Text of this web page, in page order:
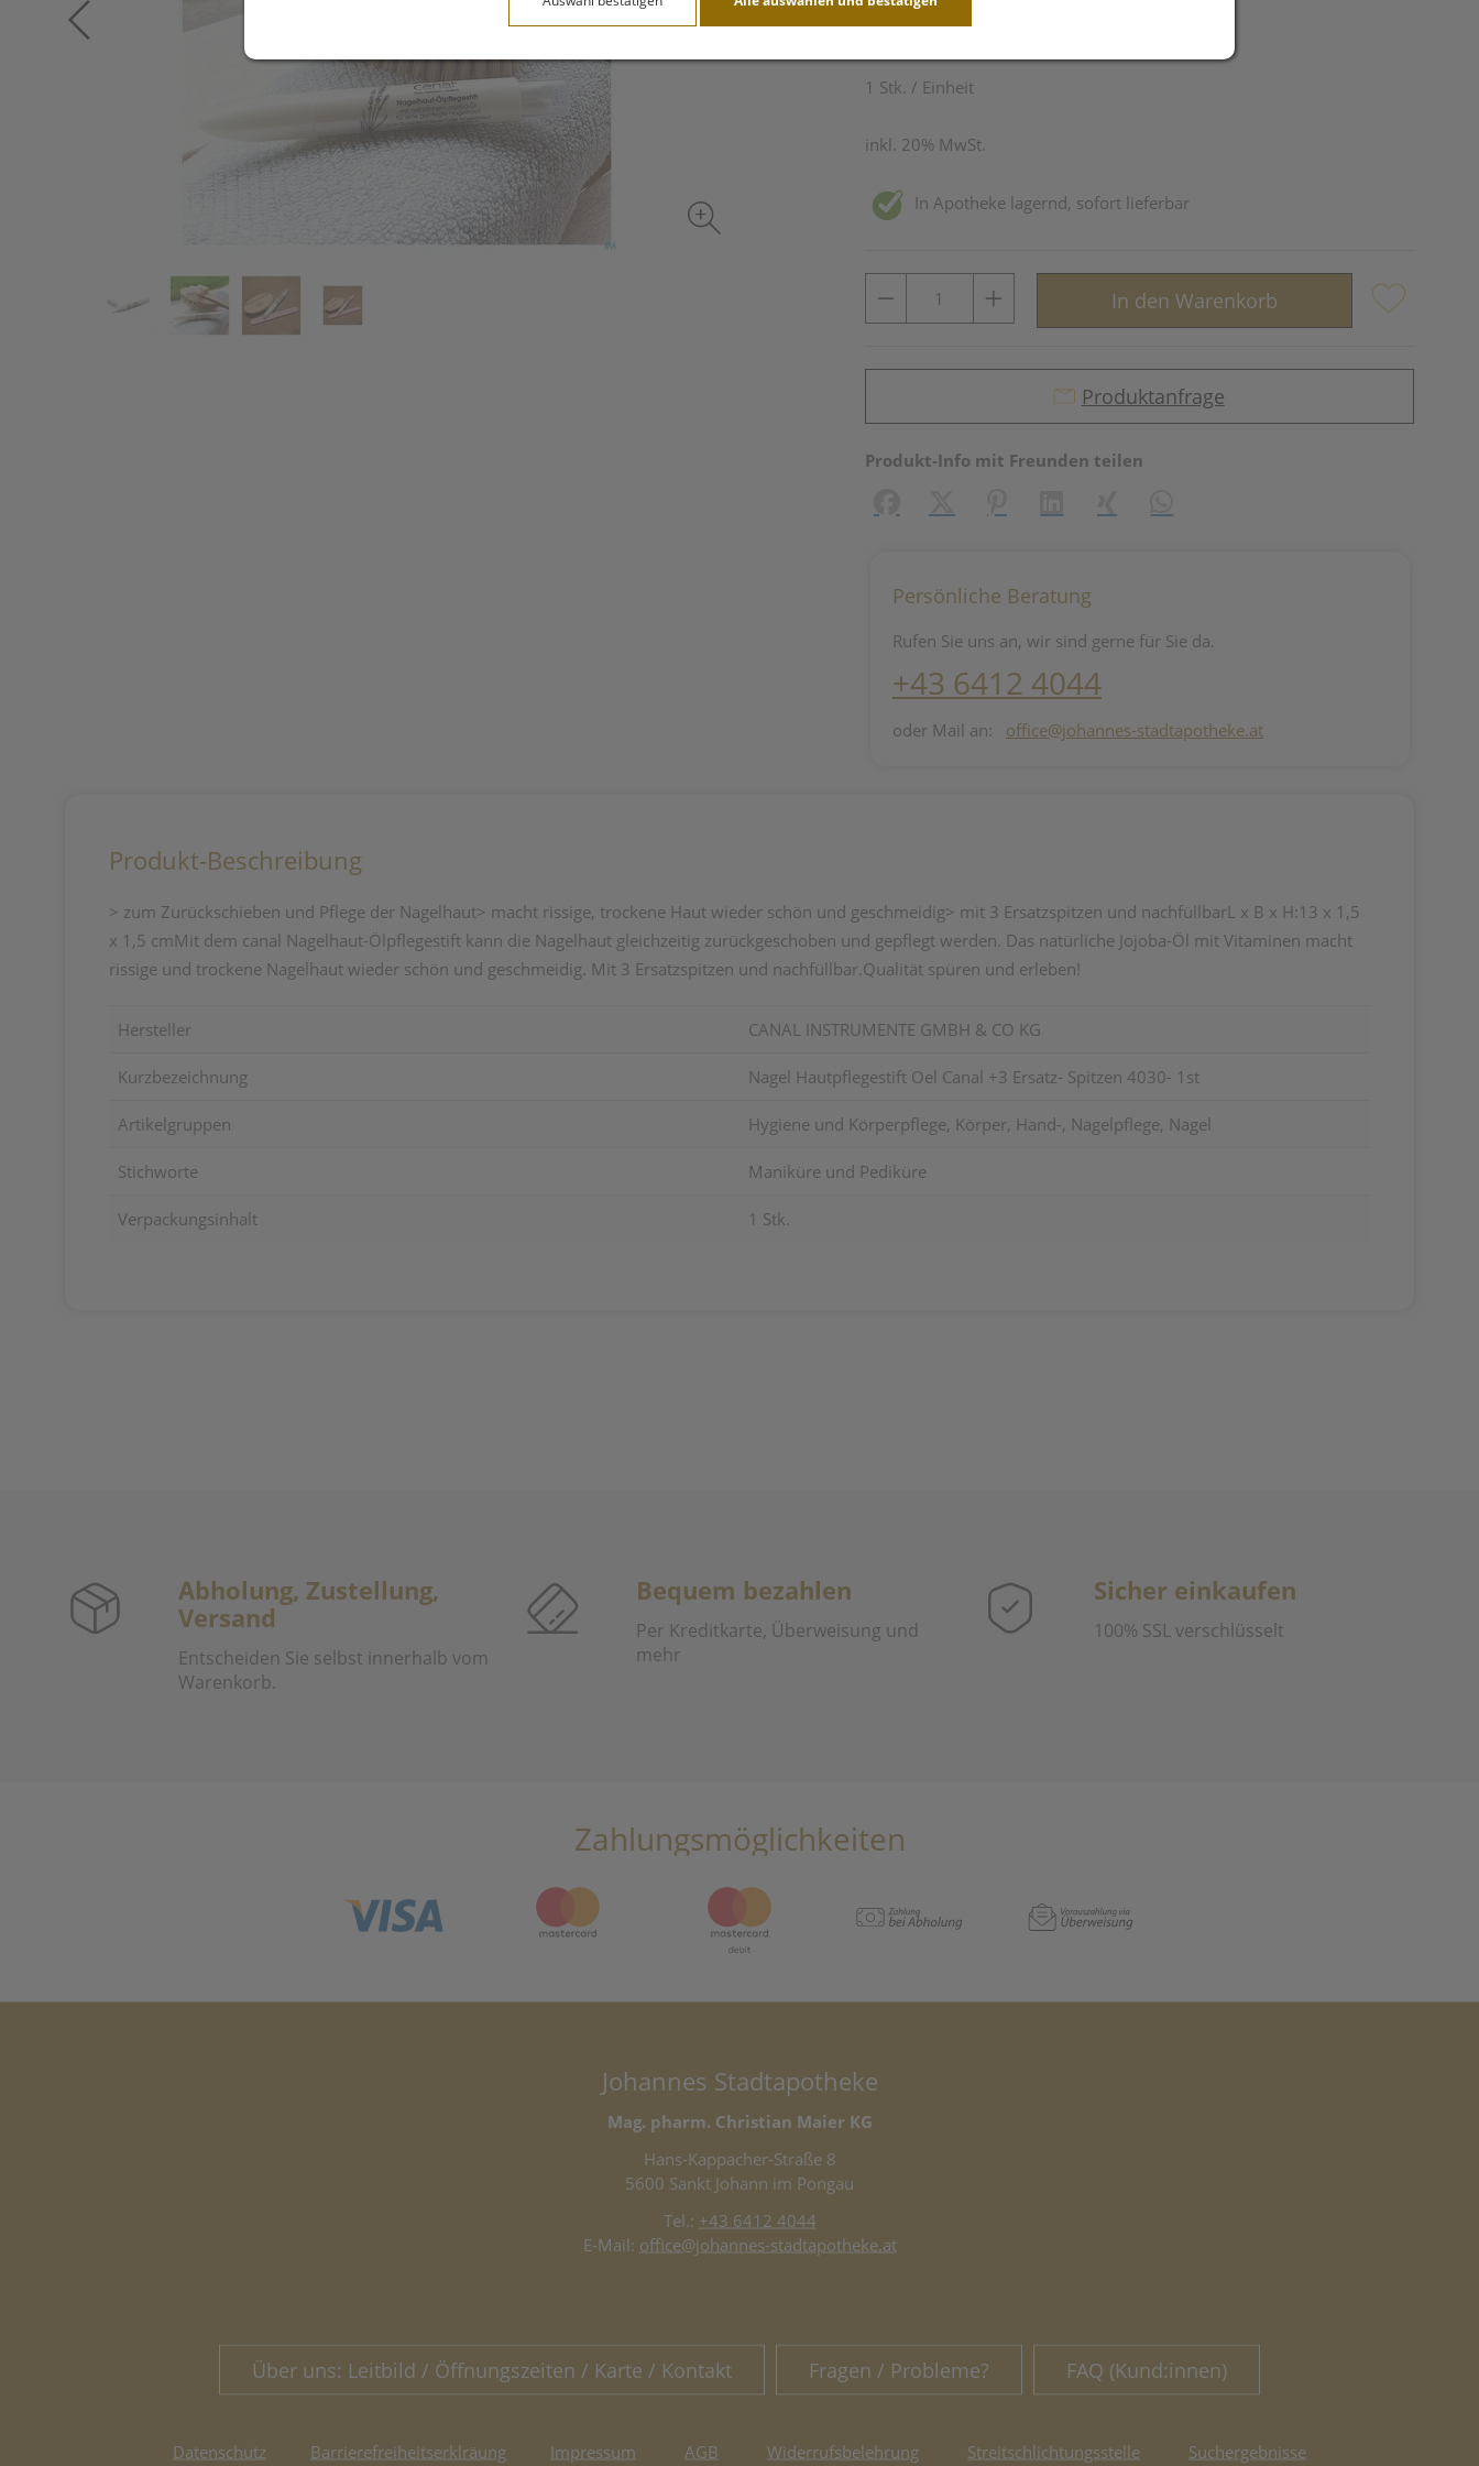
1 Stk. / Einheit
inkl. 20% MwSt.
In Apotheke lagernd, sofort lieferbar
In den Warenkorb
Produktanfrage
Produkt-Info mit Freunden teilen
Persönliche Beratung
Rufen Sie uns an, wir sind gerne für Sie da.
+43 6412 4044
oder Mail an: office@johannes-stadtapotheke.at
Produkt-Beschreibung
> zum Zurückschieben und Pflege der Nagelhaut> macht rissige, trockene Haut wieder schön und geschmeidig> mit 3 Ersatzspitzen und nachfüllbarL x B x H:13 x 1,5
x 1,5 cmMit dem canal Nagelhaut-Ölpflegestift kann die Nagelhaut gleichzeitig zurückgeschoben und gepflegt werden. Das natürliche Jojoba-Öl mit Vitaminen macht
rissige und trockene Nagelhaut wieder schön und geschmeidig. Mit 3 Ersatzspitzen und nachfüllbar.Qualität spüren und erleben!
Hersteller CANAL INSTRUMENTE GMBH & CO KG
Kurzbezeichnung Nagel Hautpflegestift Oel Canal +3 Ersatz- Spitzen 4030- 1st
Artikelgruppen Hygiene und Körperpflege, Körper, Hand-, Nagelpflege, Nagel
Stichworte Maniküre und Pediküre
Verpackungsinhalt 1 Stk.
Abholung, Zustellung,
Versand
Entscheiden Sie selbst innerhalb vom
Warenkorb.
Bequem bezahlen
Per Kreditkarte, Überweisung und
mehr
Sicher einkaufen
100% SSL verschlüsselt
Zahlungsmöglichkeiten
Johannes Stadtapotheke
Mag. pharm. Christian Maier KG
Hans-Kappacher-Straße 8
5600 Sankt Johann im Pongau
Tel.: +43 6412 4044
E-Mail: office@johannes-stadtapotheke.at
Über uns: Leitbild / Öffnungszeiten / Karte / Kontakt Fragen / Probleme? FAQ (Kund:innen)
Datenschutz Barrierefreiheitserklräung Impressum AGB Widerrufsbelehrung Streitschlichtungsstelle Suchergebnisse